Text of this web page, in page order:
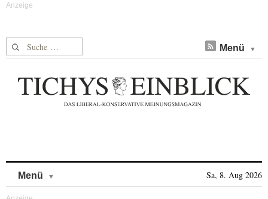
Suche nach: Menü
Menü Sa, 8. Aug 2026